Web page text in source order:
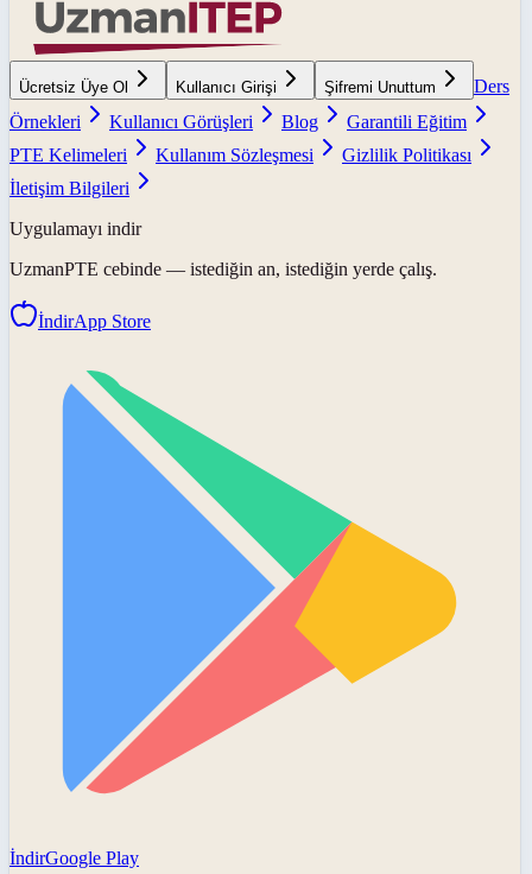
Ücretsiz Üye Ol Kullanıcı Girişi Şifremi Unuttum
Ders
Örnekleri
Kullanıcı Görüşleri Blog
Garantili Eğitim
PTE Kelimeleri
Kullanım Sözleşmesi
Gizlilik Politikası
İletişim Bilgileri
Uygulamayı indir
UzmanPTE cebinde — istediğin an, istediğin yerde çalış.
İndirApp Store
İndirGoogle Play